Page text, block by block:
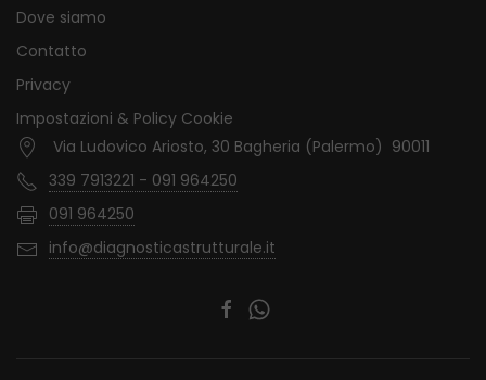
Dove siamo
Contatto
Privacy
Impostazioni & Policy Cookie
Via Ludovico Ariosto, 30 Bagheria (Palermo) 90011
339 7913221 - 091 964250
091 964250
info@diagnosticastrutturale.it